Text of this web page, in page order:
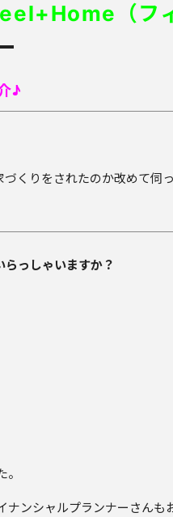
（フ
♪
くりをされたのか改めて伺っ
っしゃいますか？
ンシャルプランナーさんも